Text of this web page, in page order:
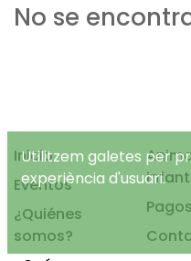
No se
Inicio
Eventos
¿Quiénes
somos?
Pagos
Utilitzem galetes per
experiència d'usuari.